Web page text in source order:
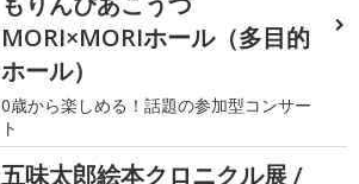
MORI×MORIホール（多目的
ホール）
0歳から楽しめる！話題の参加型コンサー
ト
五味太郎絵本クロニクル展 /